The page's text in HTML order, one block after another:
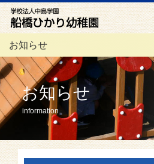
お知らせ
お知らせ
information